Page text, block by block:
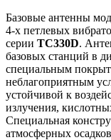
Базовые антенны
4-х петлевых
серии TC330D.
базовых станций в
специальным
неблагоприятным
устойчивой к
излучения,
Специальная
атмосферных